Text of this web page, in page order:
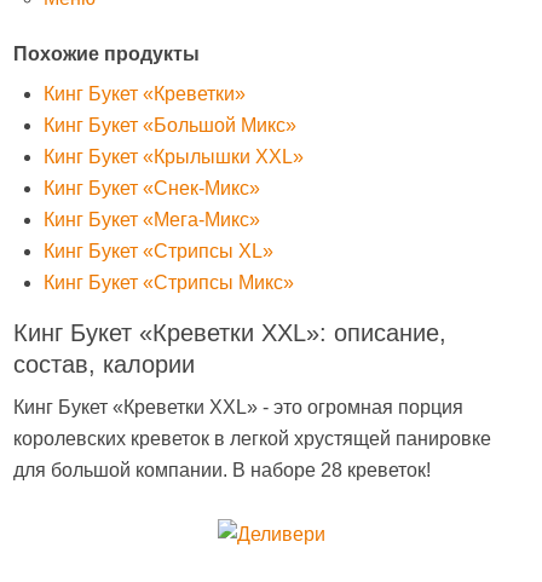
Похожие продукты
Кинг Букет «Креветки»
Кинг Букет «Большой Микс»
Кинг Букет «Крылышки XXL»
Кинг Букет «Снек-Микс»
Кинг Букет «Мега-Микс»
Кинг Букет «Стрипсы XL»
Кинг Букет «Стрипсы Микс»
Кинг Букет «Креветки XXL»: описание,
состав, калории
Кинг Букет «Креветки XXL» - это огромная порция
королевских креветок в легкой хрустящей панировке
для большой компании. В наборе 28 креветок!